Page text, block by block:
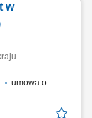
BESS i
oraz
w
umowa o